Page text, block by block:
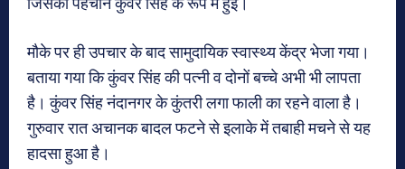
मौके पर ही उपचार के बाद सामुदायिक स्वास्थ्य केंद्र भेजा गया।
बताया गया कि कुंवर सिंह की पत्नी व दोनों बच्चे अभी भी लापता
है। कुंवर सिंह नंदानगर के कुंतरी लगा फाली का रहने वाला है।
गुरुवार रात अचानक बादल फटने से इलाके में तबाही मचने से यह
हादसा हुआ है।